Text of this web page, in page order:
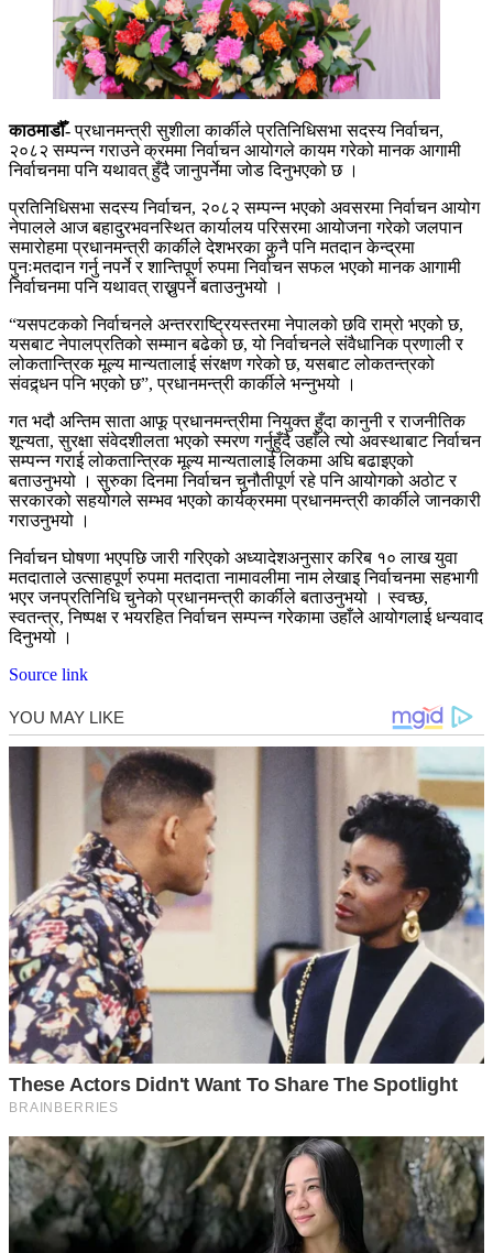
काठमाडौँ-प्रधानमन्त्री सुशीला कार्कीले प्रतिनिधिसभा सदस्य निर्वाचन,
२०८२ सम्पन्न गराउने क्रममा निर्वाचन आयोगले कायम गरेको मानक आगामी
निर्वाचनमा पनि यथावत् हुँदै जानुपर्नेमा जोड दिनुभएको छ ।
प्रतिनिधिसभा सदस्य निर्वाचन, २०८२ सम्पन्न भएको अवसरमा निर्वाचन आयोग
नेपालले आज बहादुरभवनस्थित कार्यालय परिसरमा आयोजना गरेको जलपान
समारोहमा प्रधानमन्त्री कार्कीले देशभरका कुनै पनि मतदान केन्द्रमा
पुनःमतदान गर्नु नपर्ने र शान्तिपूर्ण रुपमा निर्वाचन सफल भएको मानक आगामी
निर्वाचनमा पनि यथावत् राख्नुपर्ने बताउनुभयो ।
“यसपटकको निर्वाचनले अन्तरराष्ट्रियस्तरमा नेपालको छवि राम्रो भएको छ,
यसबाट नेपालप्रतिको सम्मान बढेको छ, यो निर्वाचनले संवैधानिक प्रणाली र
लोकतान्त्रिक मूल्य मान्यतालाई संरक्षण गरेको छ, यसबाट लोकतन्त्रको
संवद्र्धन पनि भएको छ”, प्रधानमन्त्री कार्कीले भन्नुभयो ।
गत भदौ अन्तिम साता आफू प्रधानमन्त्रीमा नियुक्त हुँदा कानुनी र राजनीतिक
शून्यता, सुरक्षा संवेदशीलता भएको स्मरण गर्नुहुँदै उहाँले त्यो अवस्थाबाट निर्वाचन
सम्पन्न गराई लोकतान्त्रिक मूल्य मान्यतालाई लिकमा अघि बढाइएको
बताउनुभयो । सुरुका दिनमा निर्वाचन चुनौतीपूर्ण रहे पनि आयोगको अठोट र
सरकारको सहयोगले सम्भव भएको कार्यक्रममा प्रधानमन्त्री कार्कीले जानकारी
गराउनुभयो ।
निर्वाचन घोषणा भएपछि जारी गरिएको अध्यादेशअनुसार करिब १० लाख युवा
मतदाताले उत्साहपूर्ण रुपमा मतदाता नामावलीमा नाम लेखाइ निर्वाचनमा सहभागी
भएर जनप्रतिनिधि चुनेको प्रधानमन्त्री कार्कीले बताउनुभयो । स्वच्छ,
स्वतन्त्र, निष्पक्ष र भयरहित निर्वाचन सम्पन्न गरेकामा उहाँले आयोगलाई धन्यवाद
दिनुभयो ।
Source link